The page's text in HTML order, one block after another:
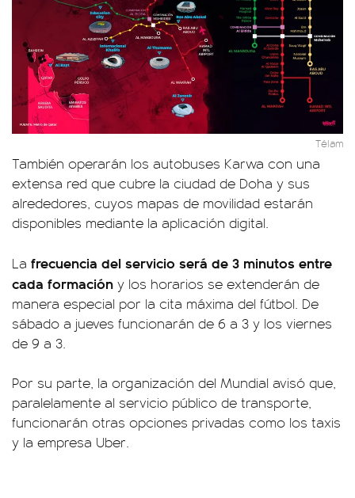
Télam
También operarán los autobuses Karwa con una
extensa red que cubre la ciudad de Doha y sus
alrededores, cuyos mapas de movilidad estarán
disponibles mediante la aplicación digital.
La frecuencia del servicio será de 3 minutos entre
cada formación y los horarios se extenderán de
manera especial por la cita máxima del fútbol. De
sábado a jueves funcionarán de 6 a 3 y los viernes
de 9 a 3.
Por su parte, la organización del Mundial avisó que,
paralelamente al servicio público de transporte,
funcionarán otras opciones privadas como los taxis
y la empresa Uber.